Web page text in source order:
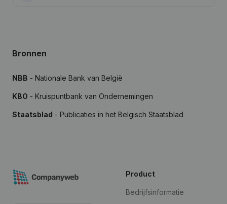
Bronnen
NBB - Nationale Bank van België
KBO - Kruispuntbank van Ondernemingen
Staatsblad - Publicaties in het Belgisch Staatsblad
Product
Bedrijfsinformatie